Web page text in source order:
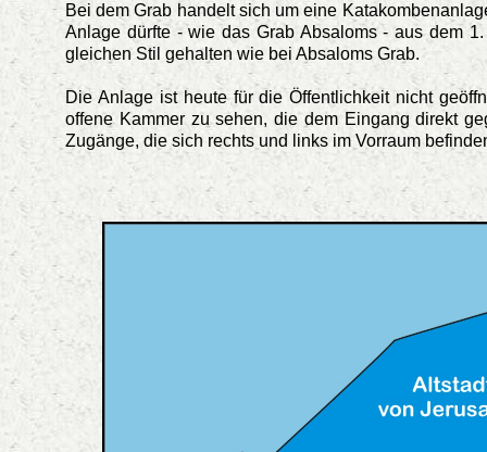
Bei dem Grab handelt sich um eine
Anlage dürfte - wie das Grab Absaloms - aus dem
gleichen Stil gehalten wie bei Absaloms Grab.
Die Anlage ist heute für die Öffentlichkeit nicht
offene Kammer zu sehen, die dem Eingang direkt
Zugänge, die sich rechts und links im Vorraum